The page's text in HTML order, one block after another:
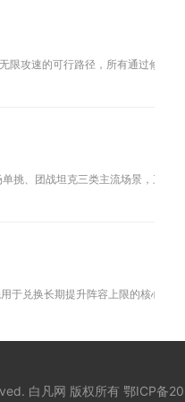
攻速的可行路径，所有通过修改游
、团战坦克三类主流场景，三套搭
兑换长期提升阵容上限的核心养成
白凡网 版权所有 鄂ICP备